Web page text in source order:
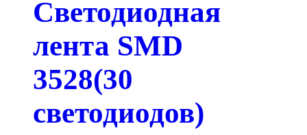
Светодиодная
лента SMD
3528(30
светодиодов)